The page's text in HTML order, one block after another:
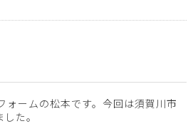
ォームの松本です。今回は須賀川市
た。